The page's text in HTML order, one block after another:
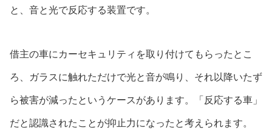
と、音と光で反応する装置です。
借主の車にカーセキュリティを取り付けてもらったとこ
ろ、ガラスに触れただけで光と音が鳴り、それ以降いたず
ら被害が減ったというケースがあります。「反応する車」
だと認識されたことが抑止力になったと考えられます。